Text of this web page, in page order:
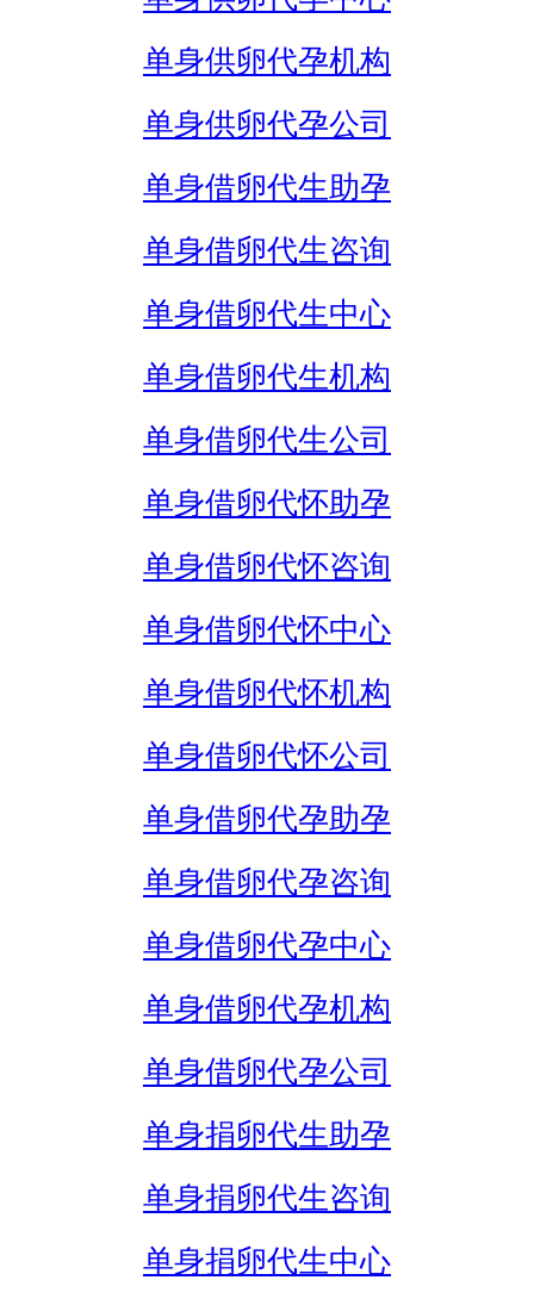
单身供卵代孕机构
单身供卵代孕公司
单身借卵代生助孕
单身借卵代生咨询
单身借卵代生中心
单身借卵代生机构
单身借卵代生公司
单身借卵代怀助孕
单身借卵代怀咨询
单身借卵代怀中心
单身借卵代怀机构
单身借卵代怀公司
单身借卵代孕助孕
单身借卵代孕咨询
单身借卵代孕中心
单身借卵代孕机构
单身借卵代孕公司
单身捐卵代生助孕
单身捐卵代生咨询
单身捐卵代生中心